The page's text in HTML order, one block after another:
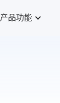
产品功能